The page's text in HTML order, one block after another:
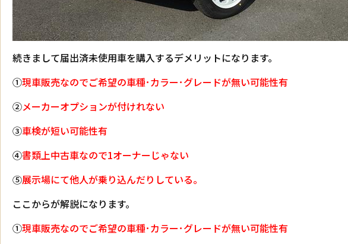
続きまして届出済未使用車を購入するデメリットになります。
①現車販売なのでご希望の車種･カラー･グレードが無い可能性有
②メーカーオプションが付けれない
③車検が短い可能性有
④書類上中古車なので1オーナーじゃない
⑤展示場にて他人が乗り込んだりしている。
ここからが解説になります。
①現車販売なのでご希望の車種･カラー･グレードが無い可能性有